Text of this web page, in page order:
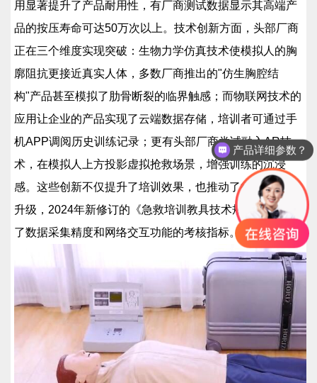
用显著提升了产品耐用性，有厂商测试数据显示其高端产
品的按压寿命可达50万次以上。技术创新方面，头部厂商
正在三个维度实现突破：生物力学仿真技术使模拟人的胸
廓阻抗更接近真实人体，多数厂商推出的"仿生胸腔结
构"产品甚至模拟了肋骨断裂的临界触感；而物联网技术的
应用让企业的产品实现了云端数据存储，培训者可通过手
机APP调阅历史训练记录；更有头部厂商尝试融入AR技
术，在模拟人上方投影虚拟抢救场景，增强训练的沉浸
感。这些创新不仅提升了培训效果，也推动了行业标准的
升级，2024年新修订的《急救培训教具技术规范》就新增
了数据采集精度和网络交互功能的考核指标。
产品详细参数？